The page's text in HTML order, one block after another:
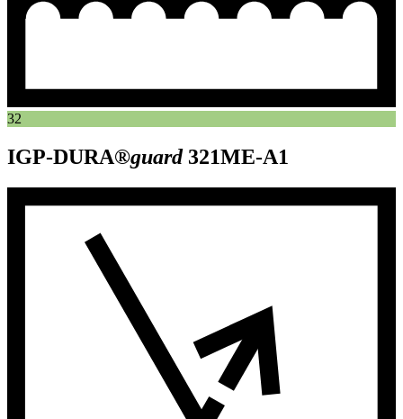
32
IGP-DURA®guard 321ME-A1